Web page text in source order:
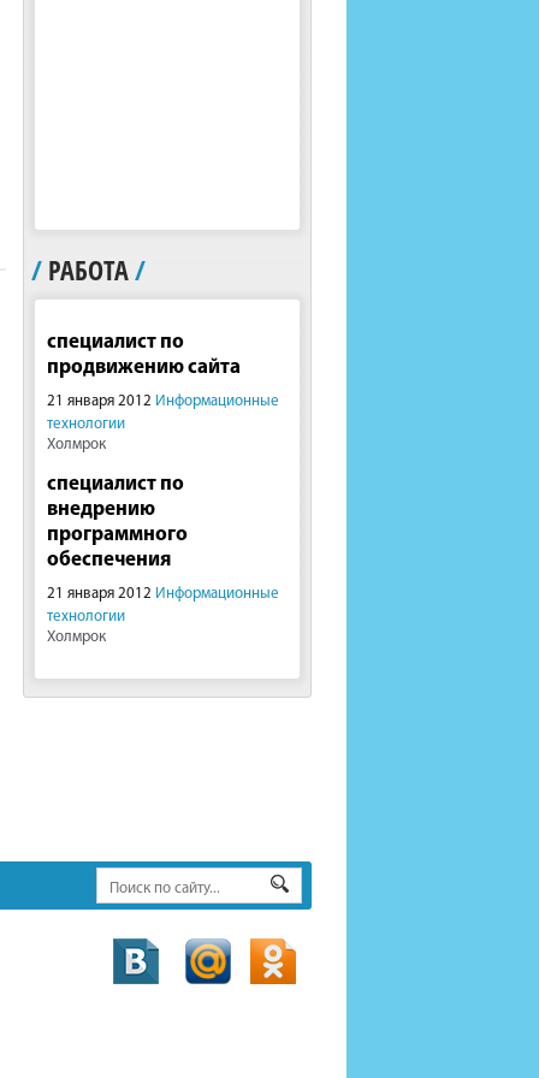
/ РАБОТА/
специалист по
продвижению сайта
21 января 2012 Информационные
технологии
Холмрок
специалист по
внедрению
программного
обеспечения
21 января 2012 Информационные
технологии
Холмрок